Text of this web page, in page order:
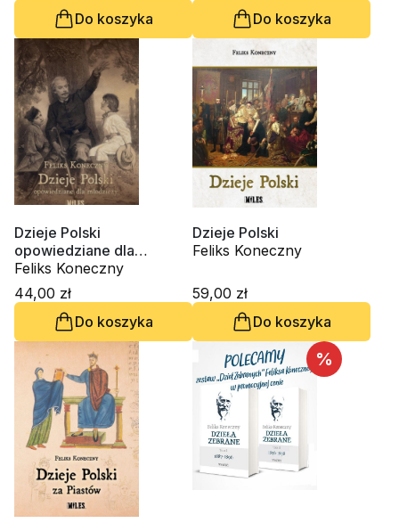
Do koszyka
Do koszyka
Dzieje Polski
opowiedziane dla
młodzieży
Feliks Koneczny
44,00 zł
Do koszyka
Dzieje Polski
Feliks Koneczny
59,00 zł
Do koszyka
%